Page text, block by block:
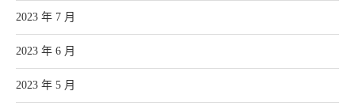
2023 年 7 月
2023 年 6 月
2023 年 5 月